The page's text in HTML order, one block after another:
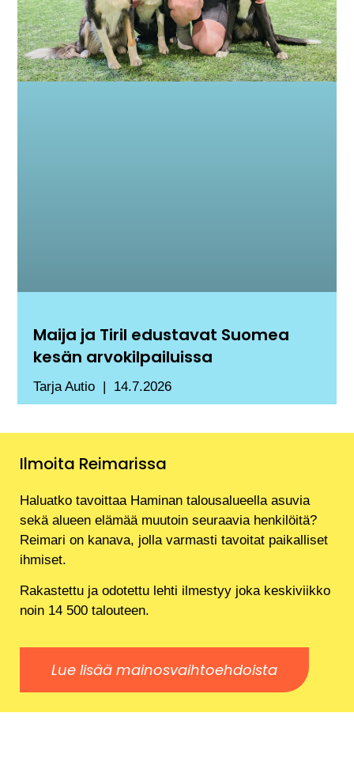
Maija ja Tiril edustavat Suomea
kesän arvokilpailuissa
Tarja Autio 14.7.2026
Ilmoita Reimarissa
Haluatko tavoittaa Haminan talousalueella asuvia
sekä alueen elämää muutoin seuraavia henkilöitä?
Reimari on kanava, jolla varmasti tavoitat paikalliset
ihmiset.
Rakastettu ja odotettu lehti ilmestyy joka keskiviikko
noin 14 500 talouteen.
Lue lisää mainosvaihtoehdoista